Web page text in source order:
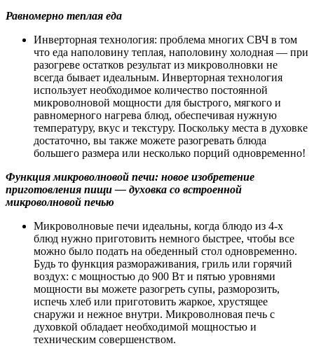
Равномерно теплая еда
Инверторная технология: проблема многих СВЧ в том
что еда наполовину теплая, наполовину холодная — при
разогреве остатков результат из микроволновки не
всегда бывает идеальным. Инверторная технология
использует необходимое количество постоянной
микроволновой мощности для быстрого, мягкого и
равномерного нагрева блюд, обеспечивая нужную
температуру, вкус и текстуру. Поскольку места в духовке
достаточно, вы также можете разогревать блюда
большего размера или несколько порций одновременно!
Функция микроволновой печи: новое изобретение
приготовления пищи — духовка со встроенной
микроволновой печью
Микроволновые печи идеальны, когда блюдо из 4-х
блюд нужно приготовить немного быстрее, чтобы все
можно было подать на обеденный стол одновременно.
Будь то функция размораживания, гриль или горячий
воздух: с мощностью до 900 Вт и пятью уровнями
мощности вы можете разогреть супы, разморозить,
испечь хлеб или приготовить жаркое, хрустящее
снаружи и нежное внутри. Микроволновая печь с
духовкой обладает необходимой мощностью и
техническим совершенством.